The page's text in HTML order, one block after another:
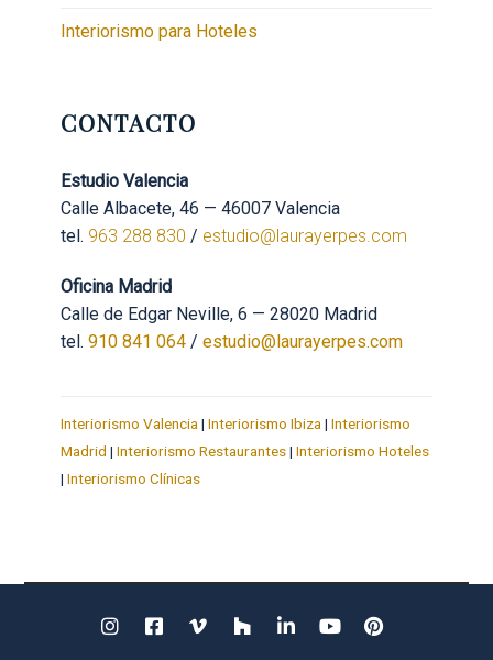
Interiorismo para Hoteles
CONTACTO
Estudio Valencia
Calle Albacete, 46 — 46007 Valencia
tel. 963 288 830 / estudio@laurayerpes.com
Oficina Madrid
Calle de Edgar Neville, 6 — 28020 Madrid
tel. 910 841 064/ estudio@laurayerpes.com
Interiorismo Valencia | Interiorismo Ibiza | Interiorismo
Madrid | Interiorismo Restaurantes| Interiorismo Hoteles
| Interiorismo Clínicas